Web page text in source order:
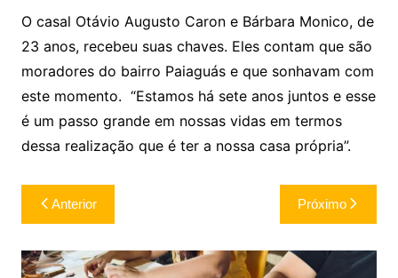
O casal Otávio Augusto Caron e Bárbara Monico, de
23 anos, recebeu suas chaves. Eles contam que são
moradores do bairro Paiaguás e que sonhavam com
este momento. “Estamos há sete anos juntos e esse
é um passo grande em nossas vidas em termos
dessa realização que é ter a nossa casa própria”.
Navegação
de
Post
Anterior Próximo